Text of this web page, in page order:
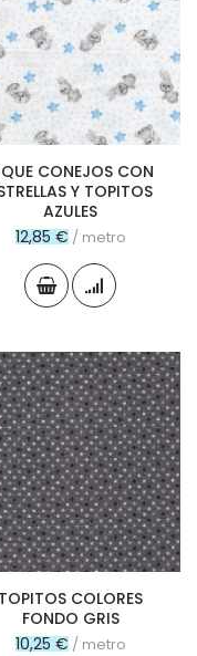
CONEJOS CON
Y TOPITOS
AZULES
12,85 € / metro
TOPITOS COLORES
FONDO GRIS
10,25 € / metro